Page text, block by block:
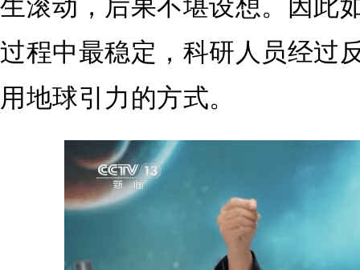
生滚动，后果不堪设想。因此
过程中最稳定，科研人员经过
用地球引力的方式。